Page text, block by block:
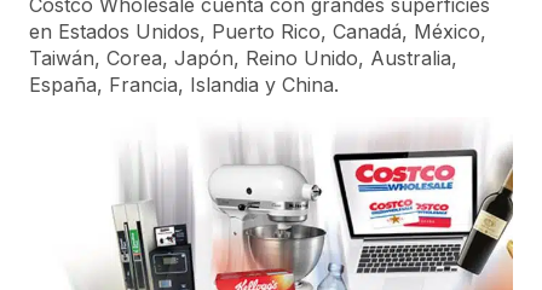
en Estados Unidos, Puerto Rico, Canadá, México,
Taiwán, Corea, Japón, Reino Unido, Australia,
España, Francia, Islandia y China.